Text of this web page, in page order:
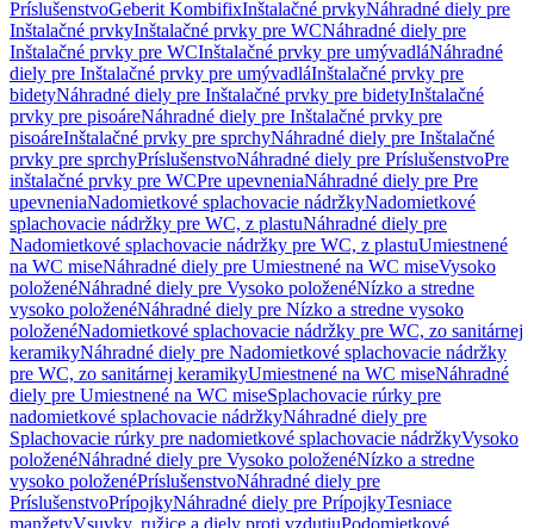
PríslušenstvoGeberit KombifixInštalačné prvkyNáhradné diely pre
Inštalačné prvkyInštalačné prvky pre WCNáhradné diely pre
Inštalačné prvky pre WCInštalačné prvky pre umývadláNáhradné
diely pre Inštalačné prvky pre umývadláInštalačné prvky pre
bidetyNáhradné diely pre Inštalačné prvky pre bidetyInštalačné
prvky pre pisoáreNáhradné diely pre Inštalačné prvky pre
pisoáreInštalačné prvky pre sprchyNáhradné diely pre Inštalačné
prvky pre sprchyPríslušenstvoNáhradné diely pre PríslušenstvoPre
inštalačné prvky pre WCPre upevneniaNáhradné diely pre Pre
upevneniaNadomietkové splachovacie nádržkyNadomietkové
splachovacie nádržky pre WC, z plastuNáhradné diely pre
Nadomietkové splachovacie nádržky pre WC, z plastuUmiestnené
na WC miseNáhradné diely pre Umiestnené na WC miseVysoko
položenéNáhradné diely pre Vysoko položenéNízko a stredne
vysoko položenéNáhradné diely pre Nízko a stredne vysoko
položenéNadomietkové splachovacie nádržky pre WC, zo sanitárnej
keramikyNáhradné diely pre Nadomietkové splachovacie nádržky
pre WC, zo sanitárnej keramikyUmiestnené na WC miseNáhradné
diely pre Umiestnené na WC miseSplachovacie rúrky pre
nadomietkové splachovacie nádržkyNáhradné diely pre
Splachovacie rúrky pre nadomietkové splachovacie nádržkyVysoko
položenéNáhradné diely pre Vysoko položenéNízko a stredne
vysoko položenéPríslušenstvoNáhradné diely pre
PríslušenstvoPrípojkyNáhradné diely pre PrípojkyTesniace
manžetyVsuvky, ružice a diely proti vzdutiuPodomietkové